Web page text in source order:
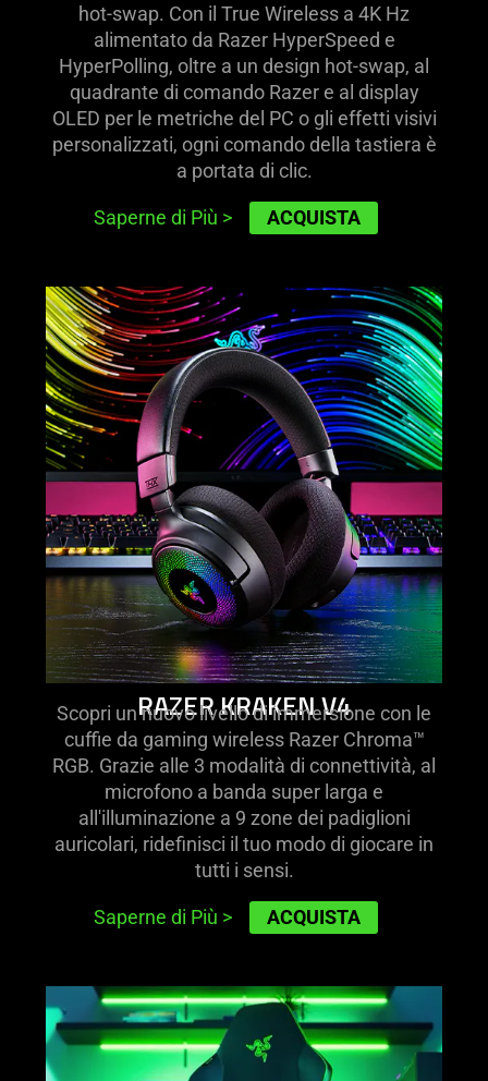
hot-swap. Con il True Wireless a 4K Hz
alimentato da Razer HyperSpeed e
HyperPolling, oltre a un design hot-swap, al
quadrante di comando Razer e al display
OLED per le metriche del PC o gli effetti visivi
personalizzati, ogni comando della tastiera è
a portata di clic.
Saperne di Più > ACQUISTA
learn
more
-
razer
kraken
v4
RAZER KRAKEN V4
Scopri un nuovo livello di immersione con le
cuffie da gaming wireless Razer Chroma™
RGB. Grazie alle 3 modalità di connettività, al
microfono a banda super larga e
all'illuminazione a 9 zone dei padiglioni
auricolari, ridefinisci il tuo modo di giocare in
tutti i sensi.
Saperne di Più > ACQUISTA
learn
-